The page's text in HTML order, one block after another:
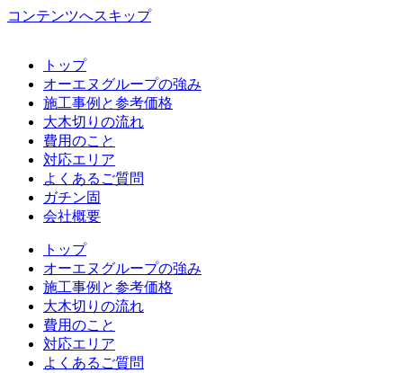
コンテンツへスキップ
トップ
オーエヌグループの強み
施工事例と参考価格
大木切りの流れ
費用のこと
対応エリア
よくあるご質問
ガチン固
会社概要
トップ
オーエヌグループの強み
施工事例と参考価格
大木切りの流れ
費用のこと
対応エリア
よくあるご質問